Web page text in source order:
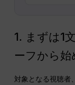
1. まずは1
ーフから始
対象となる視聴者